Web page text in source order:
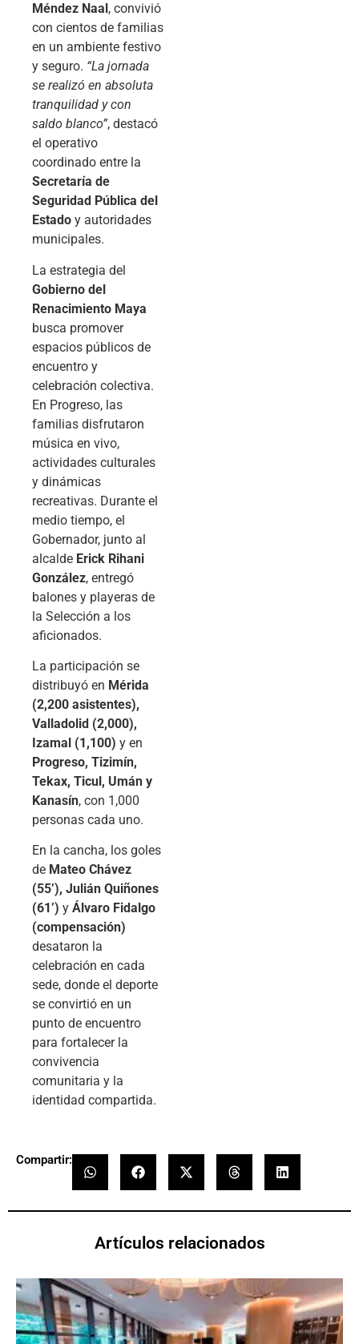
Méndez Naal , convivió
con cientos de familias
en un ambiente festivo
y seguro. “La jornada
se realizó en absoluta
tranquilidad y con
saldo blanco”, destacó
el operativo
coordinado entre la
Secretaría de
Seguridad Pública del
Estado y autoridades
municipales.
La estrategia del
Gobierno del
Renacimiento Maya
busca promover
espacios públicos de
encuentro y
celebración colectiva.
En Progreso, las
familias disfrutaron
música en vivo,
actividades culturales
y dinámicas
recreativas. Durante el
medio tiempo, el
Gobernador, junto al
alcalde Erick Rihani
González, entregó
balones y playeras de
la Selección a los
aficionados.
La participación se
distribuyó en Mérida
(2,200 asistentes),
Valladolid (2,000),
Izamal (1,100) y en
Progreso, Tizimín,
Tekax, Ticul, Umán y
Kanasín, con 1,000
personas cada uno.
En la cancha, los goles
de Mateo Chávez
(55’), Julián Quiñones
(61’) y Álvaro Fidalgo
(compensación)
desataron la
celebración en cada
sede, donde el deporte
se convirtió en un
punto de encuentro
para fortalecer la
convivencia
comunitaria y la
identidad compartida.
Compartir:
Artículos relacionados